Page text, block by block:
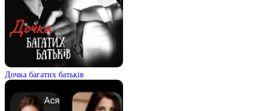
Дочка багатих батьків